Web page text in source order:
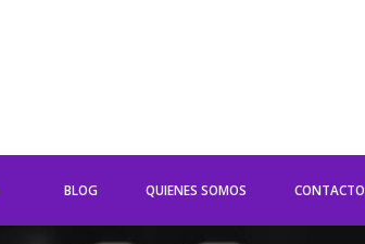
BLOG QUIENES SOMOS CONTACTO